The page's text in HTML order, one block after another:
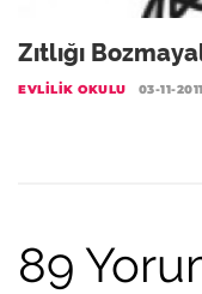
Zıtlığı
EVLILIK OKULU 03-11-2011
89